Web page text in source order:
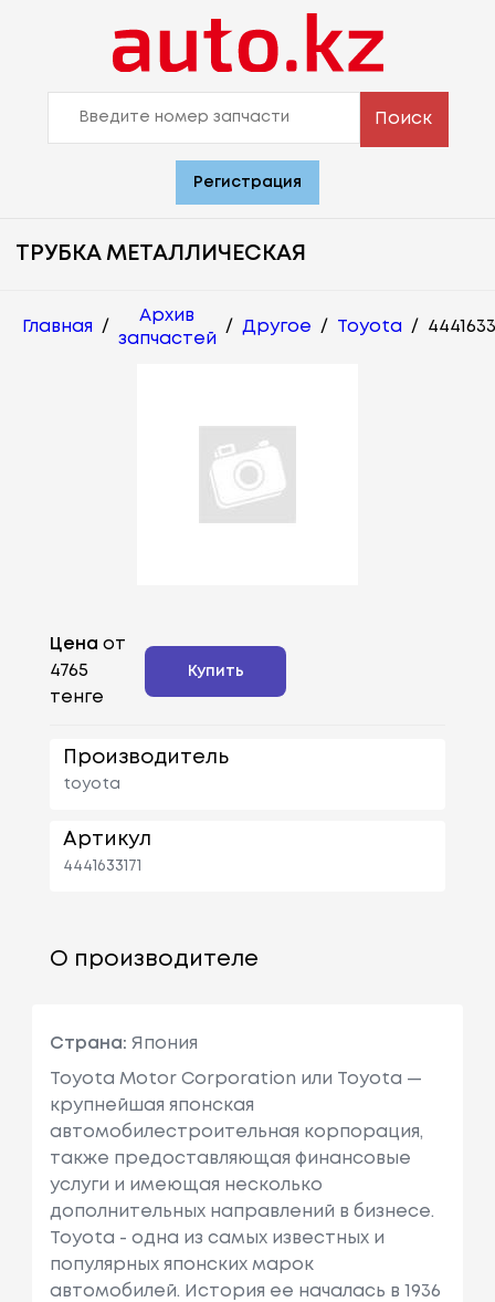
Поиск
Регистрация
ТРУБКА МЕТАЛЛИЧЕСКАЯ
Главная /
Архив
запчастей
/ Другое / Toyota /
Цена от
4765
тенге
Купить
Производитель
toyota
Артикул
4441633171
О производителе
Страна: Япония
Toyota Motor Corporation или Toyota —
крупнейшая японская
автомобилестроительная корпорация,
также предоставляющая финансовые
услуги и имеющая несколько
дополнительных направлений в бизнесе.
Toyota - одна из самых известных и
популярных японских марок
автомобилей. История ее началась в 1936